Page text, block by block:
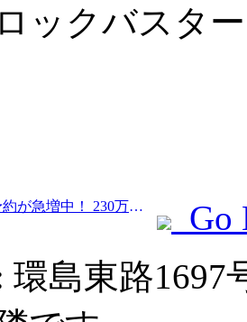
ックバスタ
Prev:春節旅行の予約が急増中！ 230万のホテル会社が好調なスタートを切る可能性
Go
環島東路